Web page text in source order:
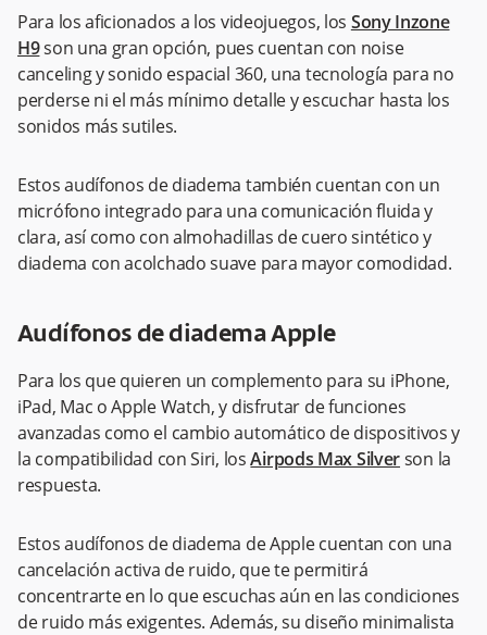
Para los aficionados a los videojuegos, los Sony Inzone
H9son una gran opción, pues cuentan con noise
canceling y sonido espacial 360, una tecnología para no
perderse ni el más mínimo detalle y escuchar hasta los
sonidos más sutiles.
Estos audífonos de diadema también cuentan con un
micrófono integrado para una comunicación fluida y
clara, así como con almohadillas de cuero sintético y
diadema con acolchado suave para mayor comodidad.
Audífonos de diadema Apple
Para los que quieren un complemento para su iPhone,
iPad, Mac o Apple Watch, y disfrutar de funciones
avanzadas como el cambio automático de dispositivos y
la compatibilidad con Siri, losAirpods Max Silverson la
respuesta.
Estos audífonos de diadema de Apple cuentan con una
cancelación activa de ruido, que te permitirá
concentrarte en lo que escuchas aún en las condiciones
de ruido más exigentes. Además, su diseño minimalista